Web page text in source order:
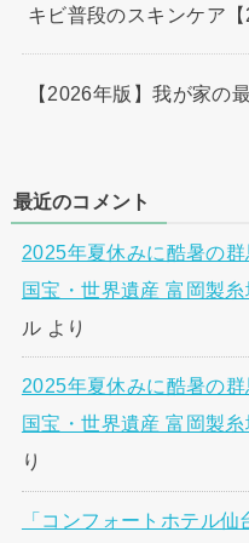
キビ普段のスキンケア【
【2026年版】我が家の
最近のコメント
2025年夏休みに酷暑の
国宝・世界遺産 富岡製
ル より
2025年夏休みに酷暑の
国宝・世界遺産 富岡製
り
「コンフォートホテル